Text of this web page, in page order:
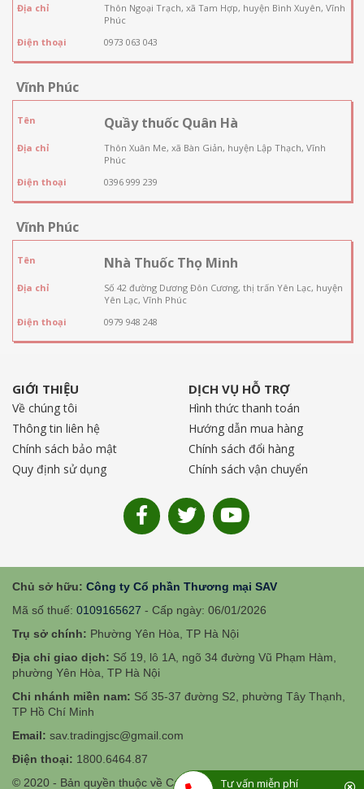
Địa chỉ
Thôn Ngoại Trạch, xã Tam Hợp, huyện Bình Xuyên, Vĩnh
Phúc
Điện thoại
0973 063 043
Vĩnh Phúc
Tên Quầy thuốc Quân Hà
Địa chỉ
Thôn Xuân Me, xã Bàn Giản, huyện Lập Thạch, Vĩnh
Phúc
Điện thoại
0396 999 239
Vĩnh Phúc
Tên Nhà Thuốc Thọ Minh
Địa chỉ
Số 42 đường Dương Đôn Cương, thị trấn Yên Lạc, huyện
Yên Lạc, Vĩnh Phúc
Điện thoại
0979 948 248
GIỚI THIỆU
Về chúng tôi
Thông tin liên hệ
Chính sách bảo mật
Quy định sử dụng
DỊCH VỤ HỖ TRỢ
Hình thức thanh toán
Hướng dẫn mua hàng
Chính sách đổi hàng
Chính sách vận chuyển
Chủ sở hữu: Công ty Cổ phần Thương mại SAV
Mã số thuế: 0109165627 - Cấp ngày: 06/01/2026
Trụ sở chính: Phường Yên Hòa, TP Hà Nội
Địa chỉ giao dịch: Số 19, lô 1A, ngõ 34 đường Vũ Phạm Hàm,
phường Yên Hòa, TP Hà Nội
Chi nhánh miền nam: Số 35-37 đường S2, phường Tây Thạnh,
TP Hồ Chí Minh
Email: sav.tradingjsc@gmail.com
Điện thoại: 1800.6464.87
© 2020 - Bản quyền thuộc về Careline.vn.Tư vấn miễn phí